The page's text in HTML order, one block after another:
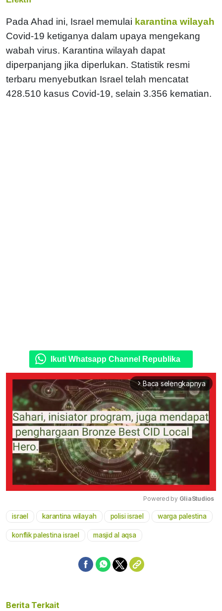
Pada Ahad ini, Israel memulai karantina wilayah
Covid-19 ketiganya dalam upaya mengekang
wabah virus. Karantina wilayah dapat
diperpanjang jika diperlukan. Statistik resmi
terbaru menyebutkan Israel telah mencatat
428.510 kasus Covid-19, selain 3.356 kematian.
Ikuti Whatsapp Channel Republika
arrow_forward_ios Baca selengkapnya
Mute
Powered by GliaStudios
israel karantina wilayah polisi israel warga palestina
konflik palestina israel masjid al aqsa
Berita Terkait